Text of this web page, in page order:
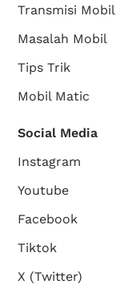
Transmisi Mobil
Masalah Mobil
Tips Trik
Mobil Matic
Social Media
Instagram
Youtube
Facebook
Tiktok
X (Twitter)